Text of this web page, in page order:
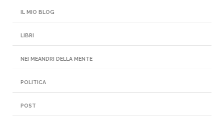
IL MIO BLOG
LIBRI
NEI MEANDRI DELLA MENTE
POLITICA
POST